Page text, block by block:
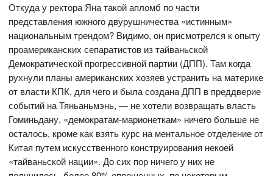
Откуда у ректора Яна такой апломб по части
представления южного двурушничества «истинным»
национальным трендом? Видимо, он присмотрелся к опыту
проамериканских сепаратистов из тайваньской
Демократической прогрессивной партии (ДПП). Там когда
рухнули планы американских хозяев устранить на материке
от власти КПК, для чего и была создана ДПП в преддверие
событий на Тяньаньмэнь, — не хотели возвращать власть
Гоминьдану, «демократам-марионеткам» ничего больше не
осталось, кроме как взять курс на ментальное отделение от
Китая путем искусственного конструирования некоей
«тайваньской нации». До сих пор ничего у них не